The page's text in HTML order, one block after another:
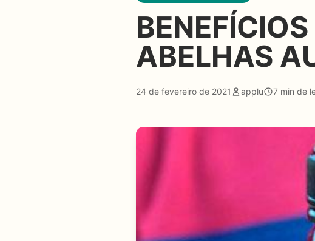
ABELHAS
24 de fevereiro de 2021 applu 7 min de